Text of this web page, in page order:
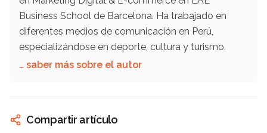
Business School de Barcelona. Ha trabajado en
diferentes medios de comunicación en Perú,
especializándose en deporte, cultura y turismo.
… saber más sobre el autor
Compartir artículo